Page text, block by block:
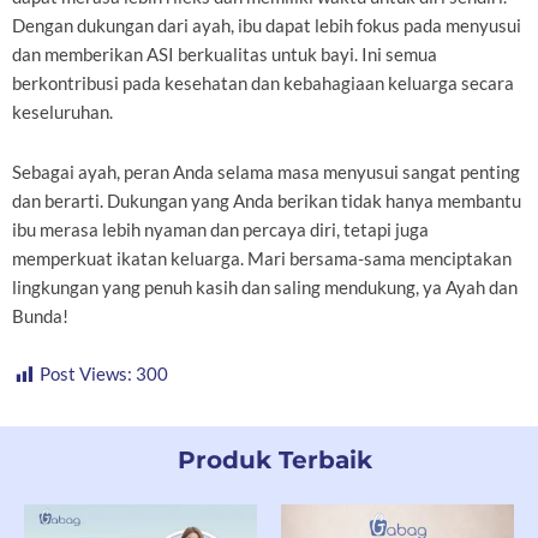
Dengan dukungan dari ayah, ibu dapat lebih fokus pada menyusui
dan memberikan ASI berkualitas untuk bayi. Ini semua
berkontribusi pada kesehatan dan kebahagiaan keluarga secara
keseluruhan.
Sebagai ayah, peran Anda selama masa menyusui sangat penting
dan berarti. Dukungan yang Anda berikan tidak hanya membantu
ibu merasa lebih nyaman dan percaya diri, tetapi juga
memperkuat ikatan keluarga. Mari bersama-sama menciptakan
lingkungan yang penuh kasih dan saling mendukung, ya Ayah dan
Bunda!
Post Views: 300
Produk Terbaik